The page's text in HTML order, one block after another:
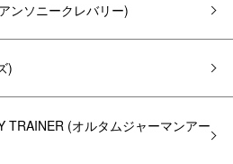
ンソニークレバリー)
)
TRAINER (オルタムジャーマンアー